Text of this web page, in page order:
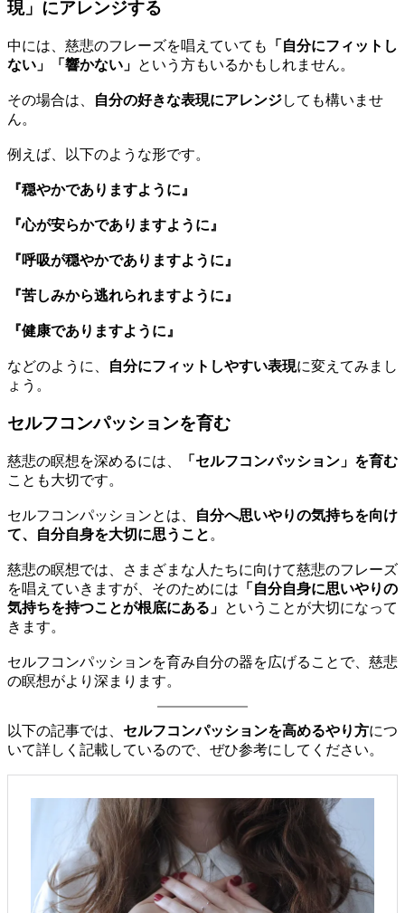
現」にアレンジする
中には、慈悲のフレーズを唱えていても
「自分にフィットし
ない」「響かない」 という方もいるかもしれません。
その場合は、 自分の好きな表現にアレンジしても構いませ
ん。
例えば、以下のような形です。
『穏やかでありますように』
『心が安らかでありますように』
『呼吸が穏やかでありますように』
『苦しみから逃れられますように』
『健康でありますように』
などのように、 自分にフィットしやすい表現に変えてみまし
ょう。
セルフコンパッションを育む
慈悲の瞑想を深めるには、
「セルフコンパッション」を育む
ことも大切です。
セルフコンパッションとは、
自分へ思いやりの気持ちを向け
て、自分自身を大切に思うこと 。
慈悲の瞑想では、さまざまな人たちに向けて慈悲のフレーズ
を唱えていきますが、そのためには 「自分自身に思いやりの
気持ちを持つことが根底にある」 ということが大切になって
きます。
セルフコンパッションを育み自分の器を広げることで、慈悲
の瞑想がより深まります。
以下の記事では、 セルフコンパッションを高めるやり方につ
いて詳しく記載しているので、ぜひ参考にしてください。